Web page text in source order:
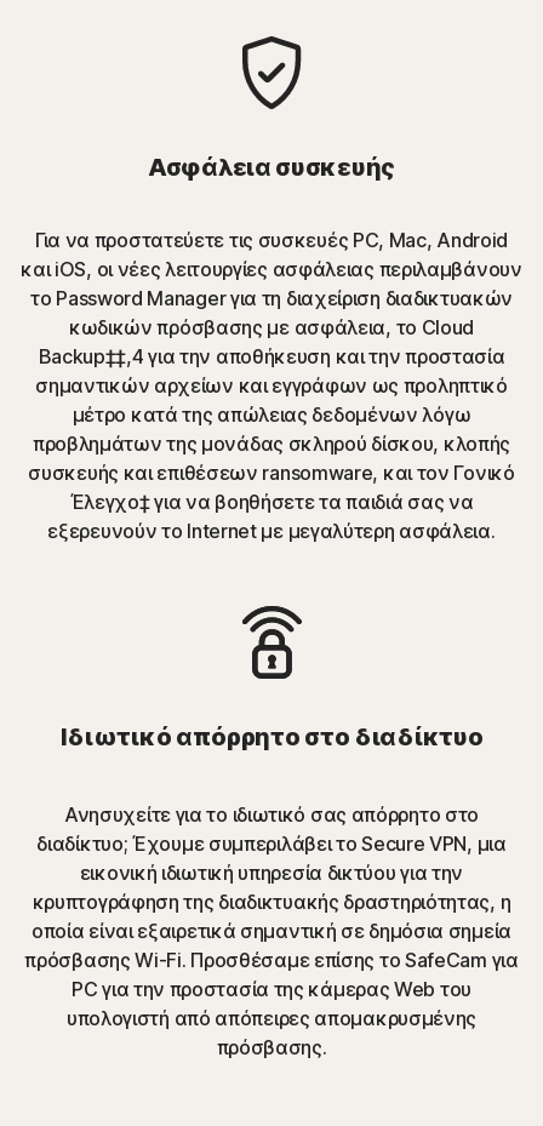
Ασφάλεια συσκευής
Για να προστατεύετε τις συσκευές PC, Mac, Android
και iOS, οι νέες λειτουργίες ασφάλειας περιλαμβάνουν
το Password Manager για τη διαχείριση διαδικτυακών
κωδικών πρόσβασης με ασφάλεια, το Cloud
Backup‡‡,4 για την αποθήκευση και την προστασία
σημαντικών αρχείων και εγγράφων ως προληπτικό
μέτρο κατά της απώλειας δεδομένων λόγω
προβλημάτων της μονάδας σκληρού δίσκου, κλοπής
συσκευής και επιθέσεων ransomware, και τον Γονικό
Έλεγχο‡ για να βοηθήσετε τα παιδιά σας να
εξερευνούν το Internet με μεγαλύτερη ασφάλεια.
Ιδιωτικό απόρρητο στο διαδίκτυο
Ανησυχείτε για το ιδιωτικό σας απόρρητο στο
διαδίκτυο; Έχουμε συμπεριλάβει το Secure VPN, μια
εικονική ιδιωτική υπηρεσία δικτύου για την
κρυπτογράφηση της διαδικτυακής δραστηριότητας, η
οποία είναι εξαιρετικά σημαντική σε δημόσια σημεία
πρόσβασης Wi-Fi. Προσθέσαμε επίσης το SafeCam για
PC για την προστασία της κάμερας Web του
υπολογιστή από απόπειρες απομακρυσμένης
πρόσβασης.